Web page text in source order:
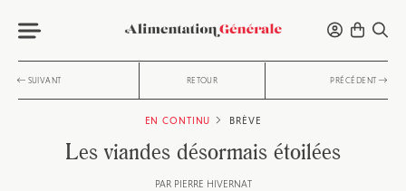
SUIVANT RETOUR PRÉCÉDENT
EN CONTINU BRÈVE
Les viandes désormais étoilées
PAR PIERRE HIVERNAT